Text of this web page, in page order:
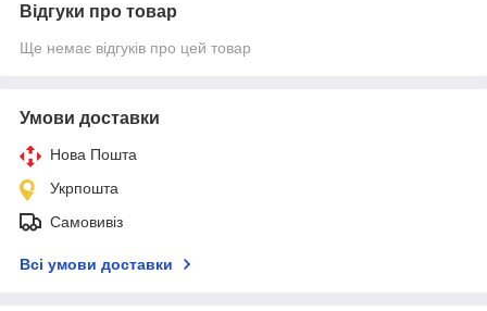
Відгуки про товар
Ще немає відгуків про цей товар
Умови доставки
Нова Пошта
Укрпошта
Самовивіз
Всі умови доставки